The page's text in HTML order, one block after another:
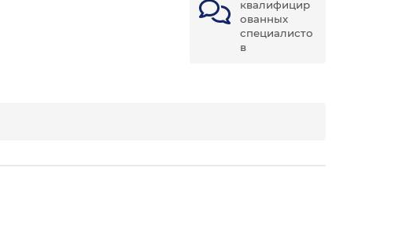
квалифицир
ованных
специалисто
в